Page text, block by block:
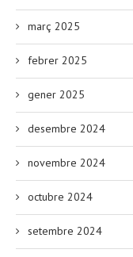
març 2025
febrer 2025
gener 2025
desembre 2024
novembre 2024
octubre 2024
setembre 2024